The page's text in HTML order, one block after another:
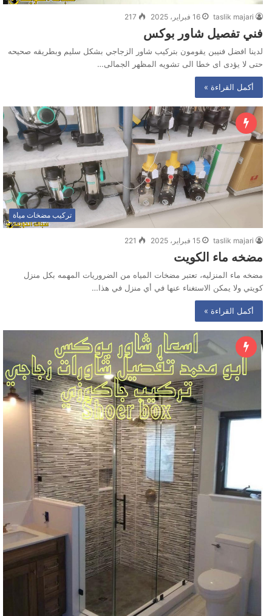
taslik majari 16 فبراير، 2025 217
فني تفصيل شاور بوكس
لدينا افضل فنيبن يقومون بتركيب شاور الزجاجي بشكل سليم وبطريقه صحيحه
حتى لا يؤدى اى خطا الى تشويه المظهر الجمالى…
أكمل القراءة »
تركيب مضخات مياة
taslik majari 15 فبراير، 2025 221
مضخه ماء الكويت
مضخه ماء المنزليه، تعتبر مضخات المياه من الضروريات المهمه بكل منزل
كويتي ولا يمكن الاستغناء عنها في أي منزل في هذا…
أكمل القراءة »